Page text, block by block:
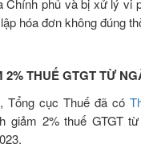
Chính phủ và bị xử lý vi
hóa đơn không đúng
THUẾ GTGT TỪ
Tổng cục Thuế đã có
giảm 2% thuế GTGT